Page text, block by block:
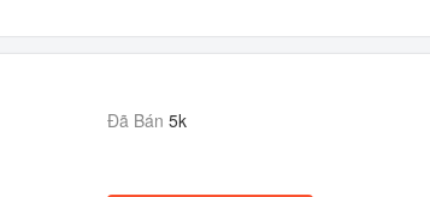
Đã Bán 5k